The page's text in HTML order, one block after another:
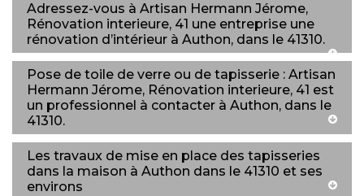
Adressez-vous à Artisan Hermann Jérome,
Rénovation interieure, 41 une entreprise une
rénovation d’intérieur à Authon, dans le 41310.
Pose de toile de verre ou de tapisserie : Artisan
Hermann Jérome, Rénovation interieure, 41 est
un professionnel à contacter à Authon, dans le
41310.
Les travaux de mise en place des tapisseries
dans la maison à Authon dans le 41310 et ses
environs